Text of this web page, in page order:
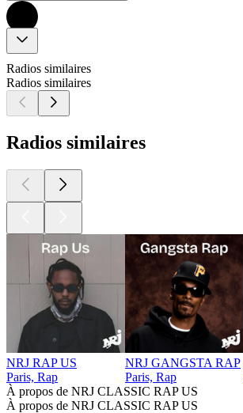
Radios similaires
Radios similaires
Radios similaires
NRJ RAP US
Paris, Rap
NRJ GANGSTA RAP
Paris, Rap
À propos de NRJ CLASSIC RAP US
À propos de NRJ CLASSIC RAP US